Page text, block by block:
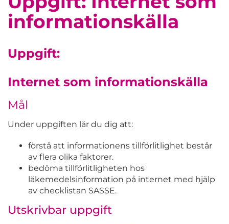
informationskälla
Uppgift:
Internet som informationskälla
Mål
Under uppgiften lär du dig att:
förstå att informationens tillförlitlighet består
av flera olika faktorer.
bedöma tillförlitligheten hos
läkemedelsinformation på internet med hjälp
av checklistan SASSE.
Utskrivbar uppgift